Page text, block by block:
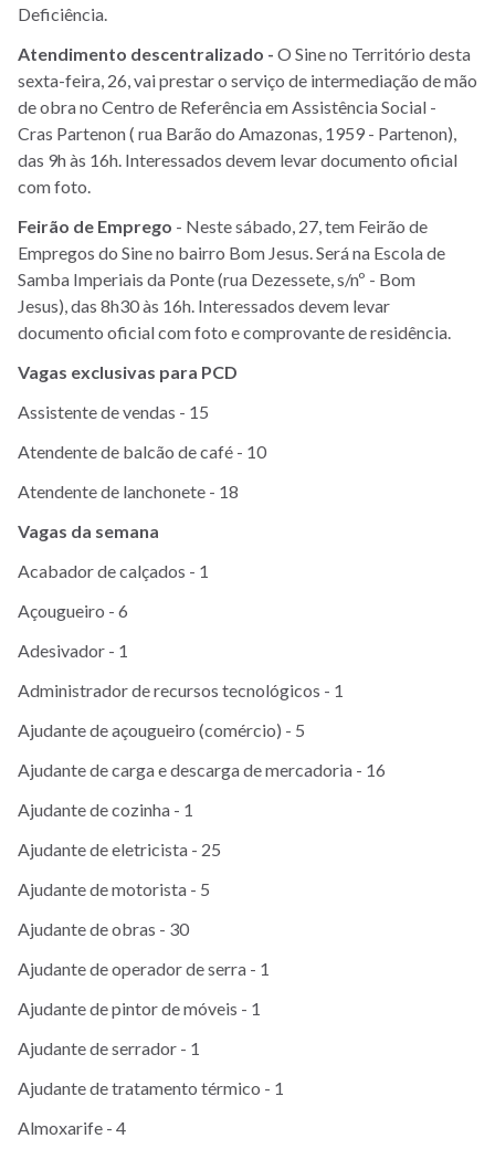
Deficiência.
Atendimento descentralizado - O Sine no Território desta
sexta-feira, 26, vai prestar o serviço de intermediação de mão
de obra no Centro de Referência em Assistência Social -
Cras Partenon ( rua Barão do Amazonas, 1959 - Partenon),
das 9h às 16h. Interessados devem levar documento oficial
com foto.
Feirão de Emprego - Neste sábado, 27, tem Feirão de
Empregos do Sine no bairro Bom Jesus. Será na Escola de
Samba Imperiais da Ponte (rua Dezessete, s/nº - Bom
Jesus), das 8h30 às 16h. Interessados devem levar
documento oficial com foto e comprovante de residência.
Vagas exclusivas para PCD
Assistente de vendas - 15
Atendente de balcão de café - 10
Atendente de lanchonete - 18
Vagas da semana
Acabador de calçados - 1
Açougueiro - 6
Adesivador - 1
Administrador de recursos tecnológicos - 1
Ajudante de açougueiro (comércio) - 5
Ajudante de carga e descarga de mercadoria - 16
Ajudante de cozinha - 1
Ajudante de eletricista - 25
Ajudante de motorista - 5
Ajudante de obras - 30
Ajudante de operador de serra - 1
Ajudante de pintor de móveis - 1
Ajudante de serrador - 1
Ajudante de tratamento térmico - 1
Almoxarife - 4